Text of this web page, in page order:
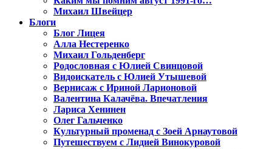
Михаил Швейцер
Блоги
Блог Лицея
Алла Нестеренко
Михаил Гольденберг
Родословная с Юлией Свинцовой
Видоискатель с Юлией Утышевой
Вернисаж с Ириной Ларионовой
Валентина Калачёва. Впечатления
Лариса Хенинен
Олег Гальченко
Культурный променад с Зоей Арнаутовой
Путешествуем с Лидией Винокуровой